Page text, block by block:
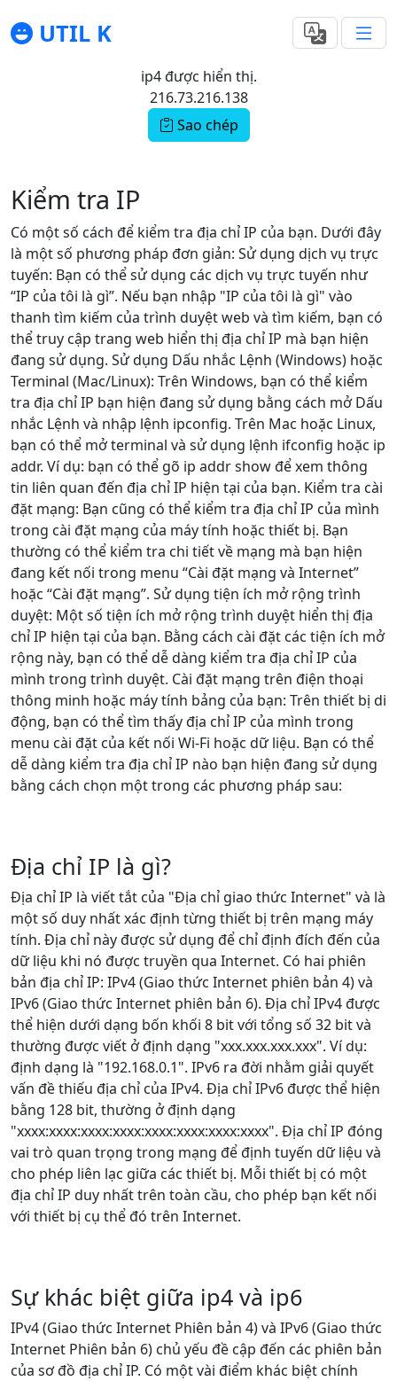
UTIL K
ip4 được hiển thị.
216.73.216.138
Sao chép
Kiểm tra IP
Có một số cách để kiểm tra địa chỉ IP của bạn. Dưới đây
là một số phương pháp đơn giản: Sử dụng dịch vụ trực
tuyến: Bạn có thể sử dụng các dịch vụ trực tuyến như
“IP của tôi là gì”. Nếu bạn nhập "IP của tôi là gì" vào
thanh tìm kiếm của trình duyệt web và tìm kiếm, bạn có
thể truy cập trang web hiển thị địa chỉ IP mà bạn hiện
đang sử dụng. Sử dụng Dấu nhắc Lệnh (Windows) hoặc
Terminal (Mac/Linux): Trên Windows, bạn có thể kiểm
tra địa chỉ IP bạn hiện đang sử dụng bằng cách mở Dấu
nhắc Lệnh và nhập lệnh ipconfig. Trên Mac hoặc Linux,
bạn có thể mở terminal và sử dụng lệnh ifconfig hoặc ip
addr. Ví dụ: bạn có thể gõ ip addr show để xem thông
tin liên quan đến địa chỉ IP hiện tại của bạn. Kiểm tra cài
đặt mạng: Bạn cũng có thể kiểm tra địa chỉ IP của mình
trong cài đặt mạng của máy tính hoặc thiết bị. Bạn
thường có thể kiểm tra chi tiết về mạng mà bạn hiện
đang kết nối trong menu “Cài đặt mạng và Internet”
hoặc “Cài đặt mạng”. Sử dụng tiện ích mở rộng trình
duyệt: Một số tiện ích mở rộng trình duyệt hiển thị địa
chỉ IP hiện tại của bạn. Bằng cách cài đặt các tiện ích mở
rộng này, bạn có thể dễ dàng kiểm tra địa chỉ IP của
mình trong trình duyệt. Cài đặt mạng trên điện thoại
thông minh hoặc máy tính bảng của bạn: Trên thiết bị di
động, bạn có thể tìm thấy địa chỉ IP của mình trong
menu cài đặt của kết nối Wi-Fi hoặc dữ liệu. Bạn có thể
dễ dàng kiểm tra địa chỉ IP nào bạn hiện đang sử dụng
bằng cách chọn một trong các phương pháp sau:
Địa chỉ IP là gì?
Địa chỉ IP là viết tắt của "Địa chỉ giao thức Internet" và là
một số duy nhất xác định từng thiết bị trên mạng máy
tính. Địa chỉ này được sử dụng để chỉ định đích đến của
dữ liệu khi nó được truyền qua Internet. Có hai phiên
bản địa chỉ IP: IPv4 (Giao thức Internet phiên bản 4) và
IPv6 (Giao thức Internet phiên bản 6). Địa chỉ IPv4 được
thể hiện dưới dạng bốn khối 8 bit với tổng số 32 bit và
thường được viết ở định dạng "xxx.xxx.xxx.xxx". Ví dụ:
định dạng là "192.168.0.1". IPv6 ra đời nhằm giải quyết
vấn đề thiếu địa chỉ của IPv4. Địa chỉ IPv6 được thể hiện
bằng 128 bit, thường ở định dạng
"xxxx:xxxx:xxxx:xxxx:xxxx:xxxx:xxxx:xxxx". Địa chỉ IP đóng
vai trò quan trọng trong mạng để định tuyến dữ liệu và
cho phép liên lạc giữa các thiết bị. Mỗi thiết bị có một
địa chỉ IP duy nhất trên toàn cầu, cho phép bạn kết nối
với thiết bị cụ thể đó trên Internet.
Sự khác biệt giữa ip4 và ip6
IPv4 (Giao thức Internet Phiên bản 4) và IPv6 (Giao thức
Internet Phiên bản 6) chủ yếu đề cập đến các phiên bản
của sơ đồ địa chỉ IP. Có một vài điểm khác biệt chính